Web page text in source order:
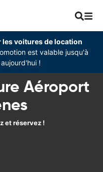
voitures de location
est valable jusqu'à
!
Aéroport
et réservez !